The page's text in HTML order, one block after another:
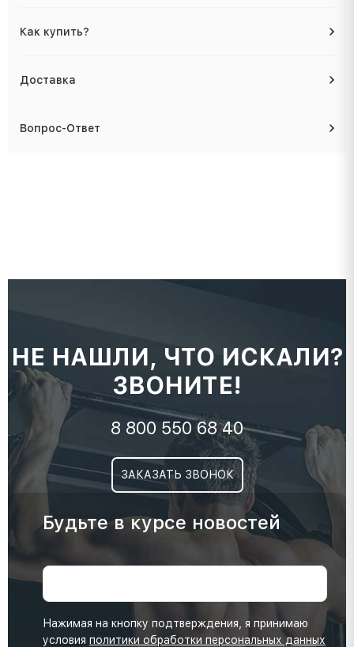
Как купить?
Доставка
Вопрос-Ответ
НЕ НАШЛИ, ЧТО ИСКАЛИ?
ЗВОНИТЕ!
8 800 550 68 40
ЗАКАЗАТЬ ЗВОНОК
Будьте в курсе новостей
Нажимая на кнопку подтверждения, я принимаю
условия политики обработки персональных данных